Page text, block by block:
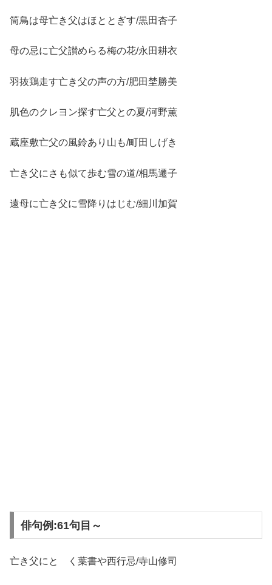
筒鳥は母亡き父はほととぎす/黒田杏子
母の忌に亡父讃めらる梅の花/永田耕衣
羽抜鶏走す亡き父の声の方/肥田埜勝美
肌色のクレヨン探す亡父との夏/河野薫
蔵座敷亡父の風鈴あり山も/町田しげき
亡き父にさも似て歩む雪の道/相馬遷子
遠母に亡き父に雪降りはじむ/細川加賀
俳句例:61句目～
亡き父にとゞく葉書や西行忌/寺山修司